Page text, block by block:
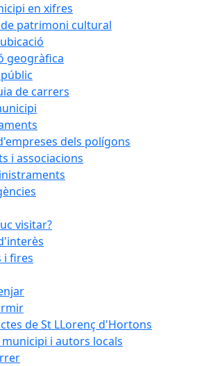
en xifres
patrimoni cultural
geogràfica
de carrers
dels polígons
i associacions
visitar?
i fires
de St LLorenç d'Hortons
i autors locals